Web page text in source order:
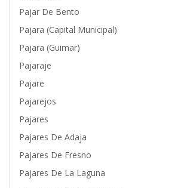
Pajar De Bento
Pajara (Capital Municipal)
Pajara (Guimar)
Pajaraje
Pajare
Pajarejos
Pajares
Pajares De Adaja
Pajares De Fresno
Pajares De La Laguna